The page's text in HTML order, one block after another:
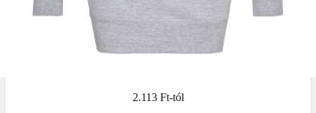
2.113 Ft-tól